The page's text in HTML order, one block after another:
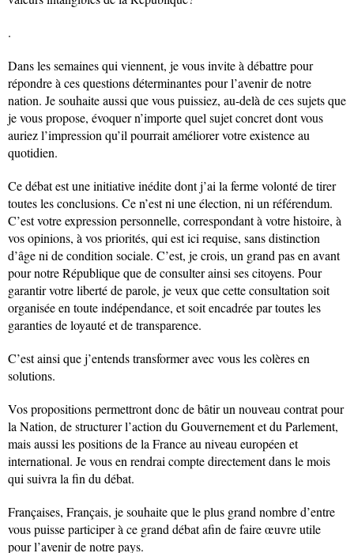
.
Dans les semaines qui viennent, je vous invite à débattre pour
répondre à ces questions déterminantes pour l’avenir de notre
nation. Je souhaite aussi que vous puissiez, au-delà de ces sujets que
je vous propose, évoquer n’importe quel sujet concret dont vous
auriez l’impression qu’il pourrait améliorer votre existence au
quotidien.
Ce débat est une initiative inédite dont j’ai la ferme volonté de tirer
toutes les conclusions. Ce n’est ni une élection, ni un référendum.
C’est votre expression personnelle, correspondant à votre histoire, à
vos opinions, à vos priorités, qui est ici requise, sans distinction
d’âge ni de condition sociale. C’est, je crois, un grand pas en avant
pour notre République que de consulter ainsi ses citoyens. Pour
garantir votre liberté de parole, je veux que cette consultation soit
organisée en toute indépendance, et soit encadrée par toutes les
garanties de loyauté et de transparence.
C’est ainsi que j’entends transformer avec vous les colères en
solutions.
Vos propositions permettront donc de bâtir un nouveau contrat pour
la Nation, de structurer l’action du Gouvernement et du Parlement,
mais aussi les positions de la France au niveau européen et
international. Je vous en rendrai compte directement dans le mois
qui suivra la fin du débat.
Françaises, Français, je souhaite que le plus grand nombre d’entre
vous puisse participer à ce grand débat afin de faire œuvre utile
pour l’avenir de notre pays.